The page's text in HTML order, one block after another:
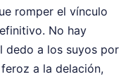
romper el vínculo
No hay
dedo a los suyos por
a la delación,